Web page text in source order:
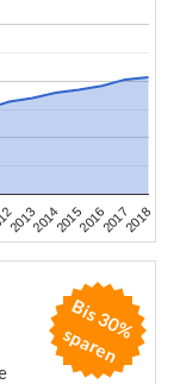
201320142015201620172018
B
is
3
0
%
s
p
a
r
e
n